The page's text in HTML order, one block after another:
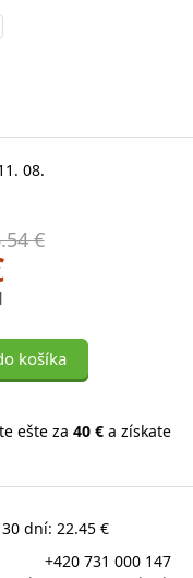
08.
€
košíka
ešte za 40 € a získate
dní: 22.45 €
+420 731 000 147